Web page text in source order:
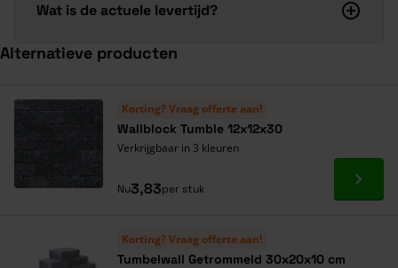
Wat is de actuele levertijd?
Alternatieve producten
Korting? Vraag offerte aan!
Wallblock Tumble 12x12x30
Verkrijgbaar in 3 kleuren
Nu3,83per stuk Ga
Korting? Vraag offerte aan!
Tumbelwall Getrommeld 30x20x10 cm